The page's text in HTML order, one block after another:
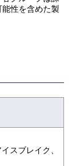
性を含めた製
スブレイク、